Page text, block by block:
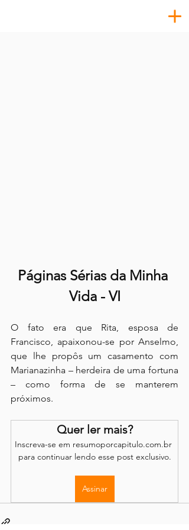
Páginas Sérias da Minha
Vida - VI
O fato era que Rita, esposa de
Francisco, apaixonou-se por Anselmo,
que lhe propôs um casamento com
Marianazinha – herdeira de uma fortuna
– como forma de se manterem
próximos.
Quer ler mais?
Inscreva-se em resumoporcapitulo.com.br
para continuar lendo esse post exclusivo.
Assinar